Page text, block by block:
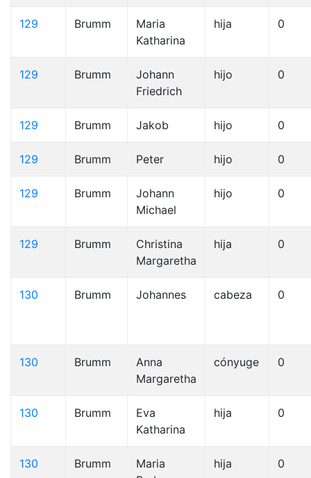
129 Brumm
Maria
Katharina
hija 0
129 Brumm
Johann
Friedrich
hijo 0
129 Brumm Jakob hijo 0
129 Brumm Peter hijo 0
129 Brumm
Johann
Michael
hijo 0
129 Brumm
Christina
Margaretha
hija 0
130 Brumm Johannes cabeza 0
130 Brumm
Anna
Margaretha
cónyuge 0
130 Brumm
Eva
Katharina
hija 0
130 Brumm
Maria
hija 0